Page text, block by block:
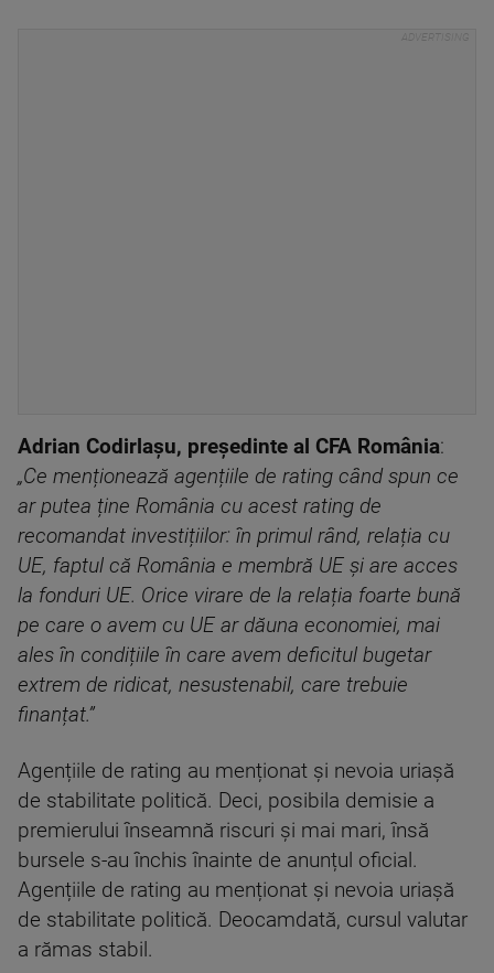
Adrian Codirlașu, președinte al CFA România:
„Ce menționează agențiile de rating când spun ce
ar putea ține România cu acest rating de
recomandat investițiilor: în primul rând, relația cu
UE, faptul că România e membră UE și are acces
la fonduri UE. Orice virare de la relația foarte bună
pe care o avem cu UE ar dăuna economiei, mai
ales în condițiile în care avem deficitul bugetar
extrem de ridicat, nesustenabil, care trebuie
finanțat.”
Agențiile de rating au menționat și nevoia uriașă
de stabilitate politică. Deci, posibila demisie a
premierului înseamnă riscuri și mai mari, însă
bursele s-au închis înainte de anunțul oficial.
Agențiile de rating au menționat și nevoia uriașă
de stabilitate politică. Deocamdată, cursul valutar
a rămas stabil.